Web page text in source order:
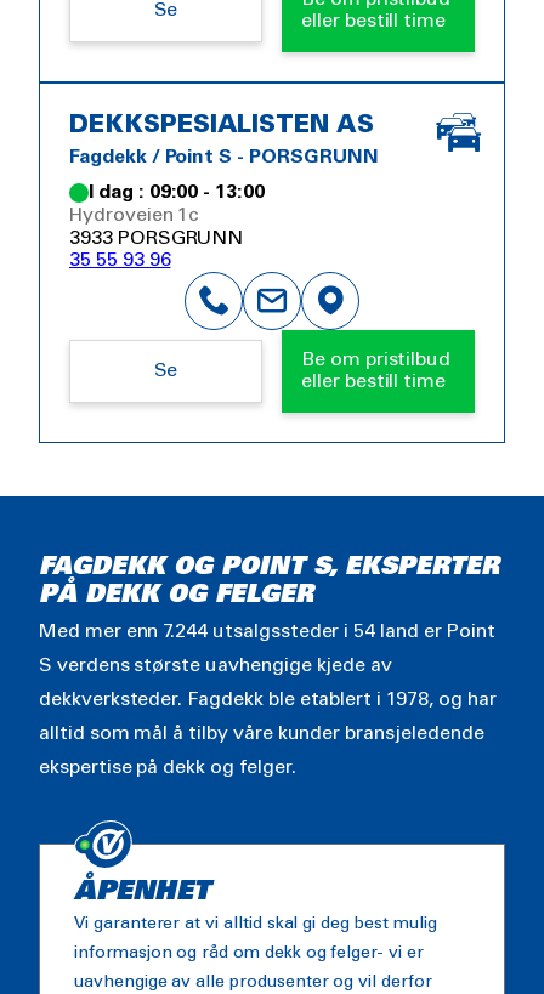
Se
eller bestill time
DEKKSPESIALISTEN AS
Fagdekk / Point S - PORSGRUNN
I dag : 09:00 - 13:00
Hydroveien 1c
3933 PORSGRUNN
35 55 93 96
Se
Be om pristilbud
eller bestill time
FAGDEKK OG POINT S, EKSPERTER
PÅ DEKK OG FELGER
Med mer enn 7.244 utsalgssteder i 54 land er Point
S verdens største uavhengige kjede av
dekkverksteder. Fagdekk ble etablert i 1978, og har
alltid som mål å tilby våre kunder bransjeledende
ekspertise på dekk og felger.
ÅPENHET
Vi garanterer at vi alltid skal gi deg best mulig
informasjon og råd om dekk og felger- vi er
uavhengige av alle produsenter og vil derfor